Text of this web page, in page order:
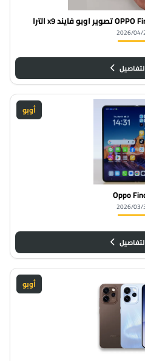
2026/04/
أوبو
Oppo
2026/03/
أوبو